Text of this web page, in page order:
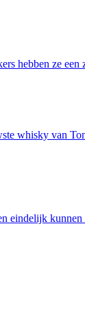
hebben ze
whisky van
kunnen